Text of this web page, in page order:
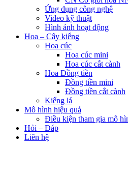
Ứng dụng công nghệ
Video kỹ thuật
Hình ảnh hoạt động
Hoa – Cây kiểng
Hoa cúc
Hoa cúc mini
Hoa cúc cắt cành
Hoa Đồng tiền
Đồng tiền mini
Đồng tiền cắt cành
Kiểng lá
Mô hình hiệu quả
Điều kiện tham gia mô
Hỏi – Đáp
Liên hệ